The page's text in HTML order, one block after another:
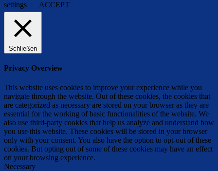
settings
ACCEPT
Schließen
Privacy Overview
This website uses cookies to improve your experience while you
navigate through the website. Out of these cookies, the cookies that
are categorized as necessary are stored on your browser as they are
essential for the working of basic functionalities of the website. We
also use third-party cookies that help us analyze and understand how
you use this website. These cookies will be stored in your browser
only with your consent. You also have the option to opt-out of these
cookies. But opting out of some of these cookies may have an effect
on your browsing experience.
Necessary